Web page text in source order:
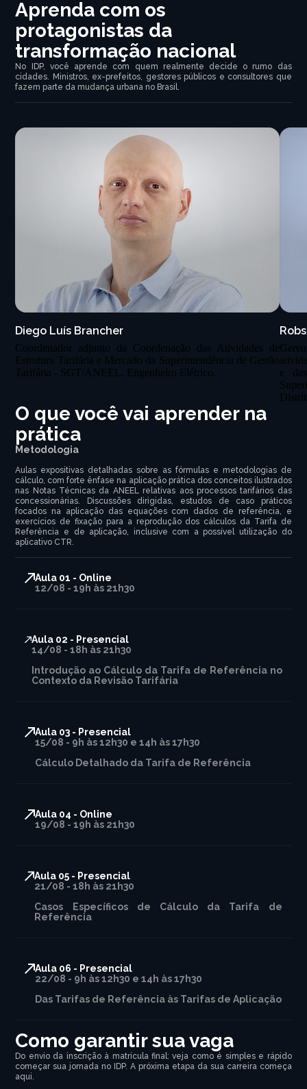
Aprenda com os
protagonistas da
transformação nacional
No IDP, você aprende com quem realmente decide o rumo das
cidades. Ministros, ex-prefeitos, gestores públicos e consultores que
fazem parte da mudança urbana no Brasil.
Diego Luís Brancher
Coordenador adjunto da Coordenação das Atividades de
Estrutura Tarifária e Mercado da Superintendência de Gestão
Tarifária - SGT/ANEEL. Engenheiro Elétrico.
e
O que você vai aprender na
prática
Metodologia
Aulas expositivas detalhadas sobre as fórmulas e metodologias de
cálculo, com forte ênfase na aplicação prática dos conceitos ilustrados
nas Notas Técnicas da ANEEL relativas aos processos tarifários das
concessionárias. Discussões dirigidas, estudos de caso práticos
focados na aplicação das equações com dados de referência, e
exercícios de fixação para a reprodução dos cálculos da Tarifa de
Referência e de aplicação, inclusive com a possível utilização do
aplicativo CTR.
Aula 01 - Online
12/08 - 19h às 21h30
Aula 02 - Presencial
14/08 - 18h às 21h30
Introdução ao Cálculo da Tarifa de Referência no
Contexto da Revisão Tarifária
Aula 03 - Presencial
15/08 - 9h às 12h30 e 14h às 17h30
Cálculo Detalhado da Tarifa de Referência
Aula 04 - Online
19/08 - 19h às 21h30
Aula 05 - Presencial
21/08 - 18h às 21h30
Casos Específicos de Cálculo da Tarifa de
Referência
Aula 06 - Presencial
22/08 - 9h às 12h30 e 14h às 17h30
Das Tarifas de Referência às Tarifas de Aplicação
Como garantir sua vaga
Do envio da inscrição à matrícula final: veja como é simples e rápido
começar sua jornada no IDP. A próxima etapa da sua carreira começa
aqui.